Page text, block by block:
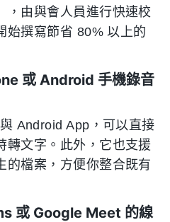
，由與會人員進行快速校
始撰寫節省 80% 以上的
或 Android 手機錄音
Android App，可以直接
轉文字。此外，它也支援
的檔案，方便你整合既有
或 Google Meet 的線